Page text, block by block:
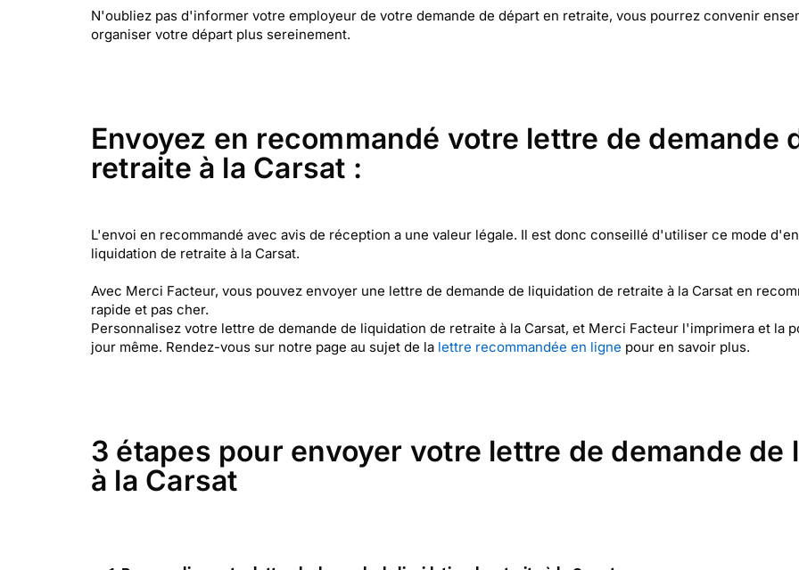
N'oubliez pas d'informer votre employeur de votre demande de départ en retraite, vous pourrez convenir
organiser votre départ plus sereinement.
Envoyez en recommandé votre lettre de demande
retraite à la Carsat :
L'envoi en recommandé avec avis de réception a une valeur légale. Il est donc conseillé d'utiliser ce mode
liquidation de retraite à la Carsat.
Avec Merci Facteur, vous pouvez envoyer une lettre de demande de liquidation de retraite à la Carsat en
rapide et pas cher.
Personnalisez votre lettre de demande de liquidation de retraite à la Carsat, et Merci Facteur l'imprimera et la
jour même. Rendez-vous sur notre page au sujet de la lettre recommandée en ligne pour en savoir plus.
3 étapes pour envoyer votre lettre de demande
à la Carsat